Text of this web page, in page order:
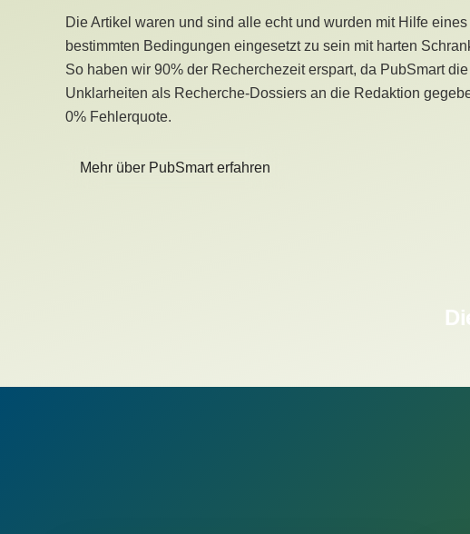
Die Artikel waren und sind alle echt und wurden mit Hilfe
bestimmten Bedingungen eingesetzt zu sein mit harten
So haben wir 90% der Recherchezeit erspart, da PubSmart
Unklarheiten als Recherche-Dossiers an die Redaktion
0% Fehlerquote.
Mehr über PubSmart erfahren